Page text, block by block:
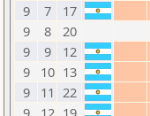
9
7 17
9
8 20
9
9 12
9
10 13
9
11 22
9
12 19